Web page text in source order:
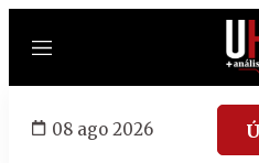
Menú
08 ago 2026